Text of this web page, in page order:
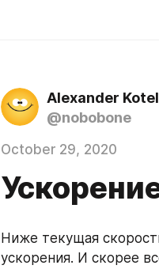
Alexander
@nobobone
October 29, 2020
Ниже текущая
ускорения. И скорее